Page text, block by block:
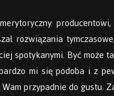
rozwiązania
spotykanymi. Być może
mi się podoba i z
przypadnie do gustu.